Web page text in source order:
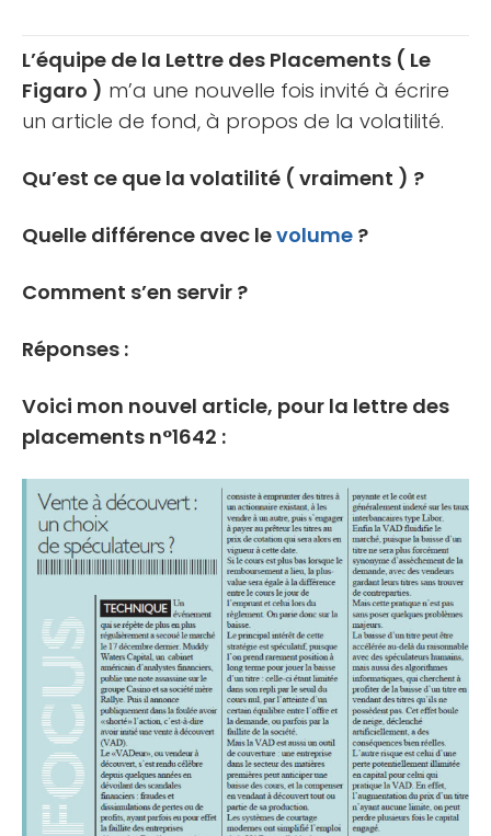
L’équipe de la Lettre des Placements ( Le
Figaro ) m’a une nouvelle fois invité à écrire
un article de fond, à propos de la volatilité.
Qu’est ce que la volatilité ( vraiment ) ?
Quelle différence avec levolume ?
Comment s’en servir ?
Réponses :
Voici mon nouvel article, pour la lettre des
placements n°1642 :